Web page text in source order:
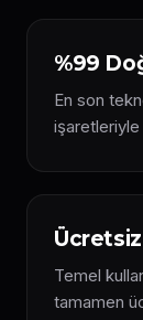
%99
En son
Ücretsiz
Temel
tamamen